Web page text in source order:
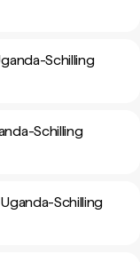
Schilling
Schilling
Schilling